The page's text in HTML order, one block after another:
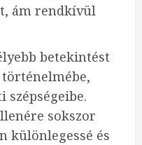
ám rendkívül
betekintést
sokszor
különlegessé és